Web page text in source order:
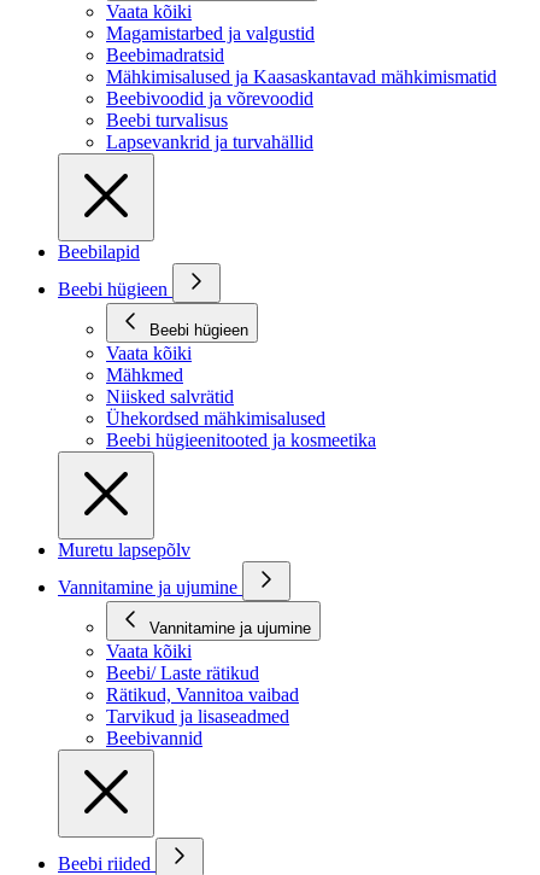
Vaata kõiki
Magamistarbed ja valgustid
Beebimadratsid
Mähkimisalused ja Kaasaskantavad mähkimismatid
Beebivoodid ja võrevoodid
Beebi turvalisus
Lapsevankrid ja turvahällid
Beebilapid
Beebi hügieen
Beebi hügieen
Vaata kõiki
Mähkmed
Niisked salvrätid
Ühekordsed mähkimisalused
Beebi hügieenitooted ja kosmeetika
Muretu lapsepõlv
Vannitamine ja ujumine
Vannitamine ja ujumine
Vaata kõiki
Beebi/ Laste rätikud
Rätikud, Vannitoa vaibad
Tarvikud ja lisaseadmed
Beebivannid
Beebi riided